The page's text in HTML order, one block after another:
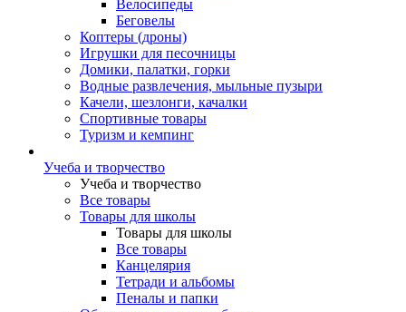
Велосипеды
Беговелы
Коптеры (дроны)
Игрушки для песочницы
Домики, палатки, горки
Водные развлечения, мыльные пузыри
Качели, шезлонги, качалки
Спортивные товары
Туризм и кемпинг
Учеба и творчество
Учеба и творчество
Все товары
Товары для школы
Товары для школы
Все товары
Канцелярия
Тетради и альбомы
Пеналы и папки